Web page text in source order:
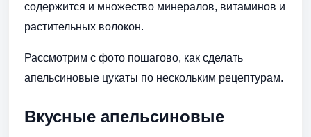
содержится и множество минералов, витаминов и
растительных волокон.
Рассмотрим с фото пошагово, как сделать
апельсиновые цукаты по нескольким рецептурам.
Вкусные апельсиновые